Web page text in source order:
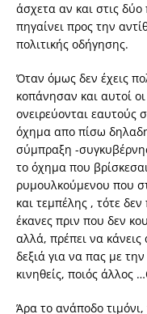
άσχετα αν και στις
πηγαίνει προς την
πολιτικής οδήγησης.
Όταν όμως δεν έχεις
κοπάνησαν και αυτοί
ονειρεύονται
όχημα απο πίσω
σύμπραξη -
το όχημα που
ρυμουλκούμενου που
και τεμπέλης , τότε
έκανες πριν που δεν
αλλά, πρέπει να κάνεις
δεξιά για να πας με
κινηθείς, ποιός άλλος
Άρα το ανάποδο